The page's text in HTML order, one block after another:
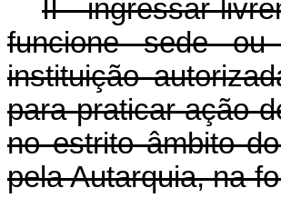
II - ingressar
funcione sede ou
instituição
para praticar ação
no estrito âmbito
pela Autarquia, na